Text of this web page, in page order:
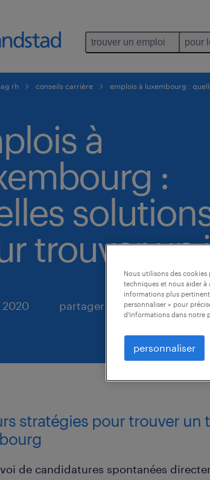
trouver un emploi pour
rh conseils carrière emplois à luxembourg :
à
:
trouver un
2020 partager
stratégies pour trouver un
de candidatures spontanées
Nous utilisons des
techniques et nous aider à
informations plus
personnaliser » pour
d'informations dans notre
personnaliser